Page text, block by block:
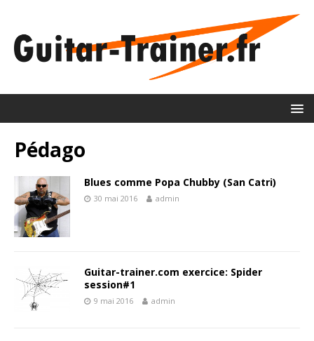
Pédago
Blues comme Popa Chubby (San Catri)
30 mai 2016 admin
Guitar-trainer.com exercice: Spider
session#1
9 mai 2016 admin